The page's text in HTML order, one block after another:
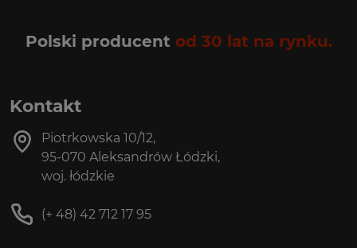
Polski producent od 30 lat na rynku.
Kontakt
Piotrkowska 10/12,
95-070 Aleksandrów Łódzki,
woj. łódzkie
(+ 48) 42 712 17 95